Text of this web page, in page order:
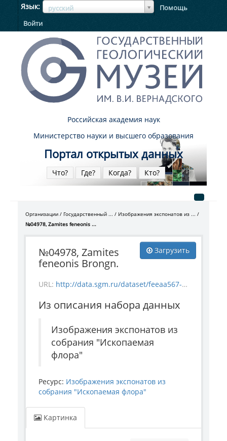
Язык русский
ЯзыкЯзык
Помощь
Войти
Российская академия наук
Министерство науки и высшего образования
Портал открытых данных
Что? Где? Когда? Кто?
Организации Государственный ...
Изображения экспонатов из ...
№04978, Zamites feneonis ...
Загрузить
№04978, Zamites
feneonis Brongn.
URL: http://data.sgm.ru/dataset/feeaa567-e841-4fc6-ab56-73987ea6492e/resource/832f86bb-a7cc-40d9-9aeb-65758175d130/download/flora_4978.jpg
Из описания набора данных
Изображения экспонатов из
собрания "Ископаемая
флора"
Ресурс: Изображения экспонатов из
собрания "Ископаемая флора"
Картинка